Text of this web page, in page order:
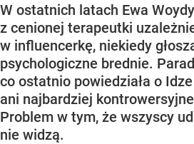
W ostatnich latach Ewa
z cenionej terapeutki
w influencerkę, niekiedy
psychologiczne brednie.
co ostatnio powiedziała o
ani najbardziej
Problem w tym, że wszyscy
nie widzą.